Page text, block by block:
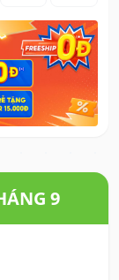
9